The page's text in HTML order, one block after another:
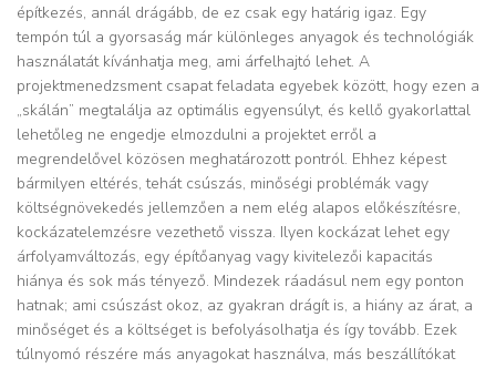
építkezés, annál drágább, de ez csak egy határig igaz. Egy
tempón túl a gyorsaság már különleges anyagok és technológiák
használatát kívánhatja meg, ami árfelhajtó lehet. A
projektmenedzsment csapat feladata egyebek között, hogy ezen a
„skálán” megtalálja az optimális egyensúlyt, és kellő gyakorlattal
lehetőleg ne engedje elmozdulni a projektet erről a
megrendelővel közösen meghatározott pontról. Ehhez képest
bármilyen eltérés, tehát csúszás, minőségi problémák vagy
költségnövekedés jellemzően a nem elég alapos előkészítésre,
kockázatelemzésre vezethető vissza. Ilyen kockázat lehet egy
árfolyamváltozás, egy építőanyag vagy kivitelezői kapacitás
hiánya és sok más tényező. Mindezek ráadásul nem egy ponton
hatnak; ami csúszást okoz, az gyakran drágít is, a hiány az árat, a
minőséget és a költséget is befolyásolhatja és így tovább. Ezek
túlnyomó részére más anyagokat használva, más beszállítókat